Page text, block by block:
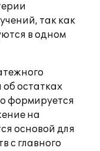
так как
в одном
остатках
формируется
на
основой для
с главного